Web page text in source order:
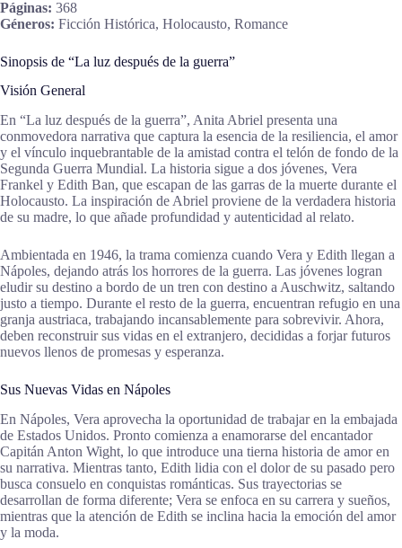
Páginas: 368
Géneros: Ficción Histórica, Holocausto, Romance
Sinopsis de “La luz después de la guerra”
Visión General
En “La luz después de la guerra”, Anita Abriel presenta una
conmovedora narrativa que captura la esencia de la resiliencia, el amor
y el vínculo inquebrantable de la amistad contra el telón de fondo de la
Segunda Guerra Mundial. La historia sigue a dos jóvenes, Vera
Frankel y Edith Ban, que escapan de las garras de la muerte durante el
Holocausto. La inspiración de Abriel proviene de la verdadera historia
de su madre, lo que añade profundidad y autenticidad al relato.
Ambientada en 1946, la trama comienza cuando Vera y Edith llegan a
Nápoles, dejando atrás los horrores de la guerra. Las jóvenes logran
eludir su destino a bordo de un tren con destino a Auschwitz, saltando
justo a tiempo. Durante el resto de la guerra, encuentran refugio en una
granja austriaca, trabajando incansablemente para sobrevivir. Ahora,
deben reconstruir sus vidas en el extranjero, decididas a forjar futuros
nuevos llenos de promesas y esperanza.
Sus Nuevas Vidas en Nápoles
En Nápoles, Vera aprovecha la oportunidad de trabajar en la embajada
de Estados Unidos. Pronto comienza a enamorarse del encantador
Capitán Anton Wight, lo que introduce una tierna historia de amor en
su narrativa. Mientras tanto, Edith lidia con el dolor de su pasado pero
busca consuelo en conquistas románticas. Sus trayectorias se
desarrollan de forma diferente; Vera se enfoca en su carrera y sueños,
mientras que la atención de Edith se inclina hacia la emoción del amor
y la moda.